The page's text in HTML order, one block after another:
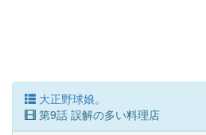
大正野球娘。
第9話 誤解の多い料理店